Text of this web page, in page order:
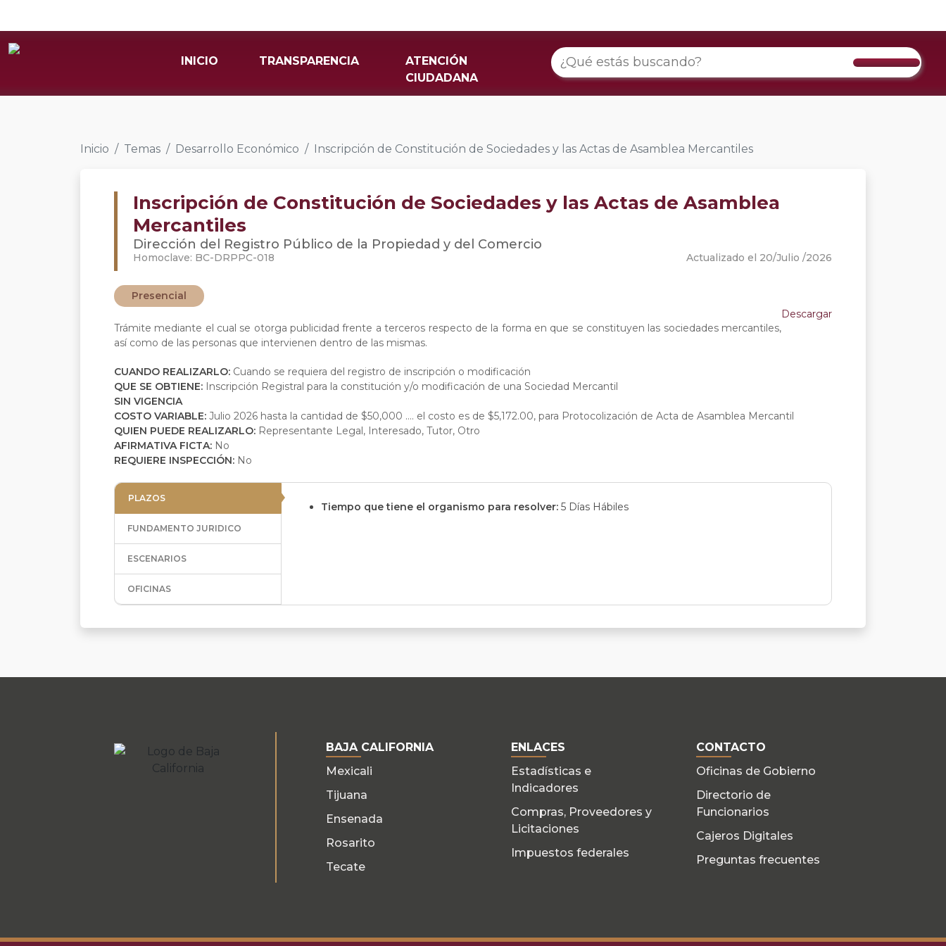
INICIO TRANSPARENCIA
ATENCIÓN
CIUDADANA
Inicio Temas Desarrollo Económico Inscripción de Constitución de Sociedades y las Actas de Asamblea Mercantiles
Inscripción de Constitución de Sociedades y las Actas de Asamblea
Mercantiles
Dirección del Registro Público de la Propiedad y del Comercio
Homoclave: BC-DRPPC-018 Actualizado el 20/Julio /2026
Presencial
Descargar
Trámite mediante el cual se otorga publicidad frente a terceros respecto de la forma en que se constituyen las sociedades mercantiles,
así como de las personas que intervienen dentro de las mismas.
CUANDO REALIZARLO: Cuando se requiera del registro de inscripción o modificación
QUE SE OBTIENE: Inscripción Registral para la constitución y/o modificación de una Sociedad Mercantil
SIN VIGENCIA
COSTO VARIABLE: Julio 2026 hasta la cantidad de $50,000 …. el costo es de $5,172.00, para Protocolización de Acta de Asamblea Mercantil
QUIEN PUEDE REALIZARLO: Representante Legal, Interesado, Tutor, Otro
AFIRMATIVA FICTA: No
REQUIERE INSPECCIÓN: No
PLAZOS
FUNDAMENTO JURIDICO
ESCENARIOS
OFICINAS
Tiempo que tiene el organismo para resolver: 5 Días Hábiles
BAJA CALIFORNIA
Mexicali
Tijuana
Ensenada
Rosarito
Tecate
ENLACES
Estadísticas e
Indicadores
Compras, Proveedores y
Licitaciones
Impuestos federales
CONTACTO
Oficinas de Gobierno
Directorio de
Funcionarios
Cajeros Digitales
Preguntas frecuentes